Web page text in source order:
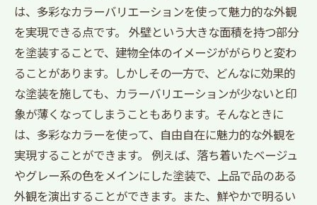
は、多彩なカラーバリエーションを使って魅力的な外観
を実現できる点です。 外壁という大きな面積を持つ部分
を塗装することで、建物全体のイメージががらりと変わ
ることがあります。しかしその一方で、どんなに効果的
な塗装を施しても、カラーバリエーションが少ないと印
象が薄くなってしまうこともあります。そんなときに
は、多彩なカラーを使って、自由自在に魅力的な外観を
実現することができます。 例えば、落ち着いたベージュ
やグレー系の色をメインにした塗装で、上品で品のある
外観を演出することができます。また、鮮やかで明るい